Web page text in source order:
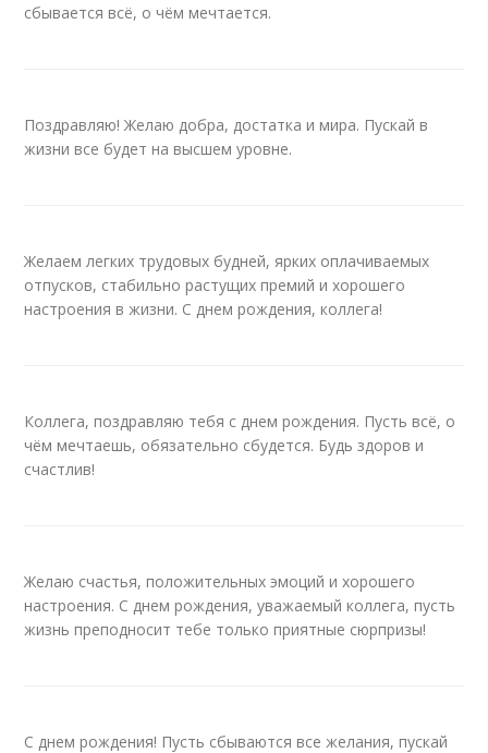
сбывается всё, о чём мечтается.
Поздравляю! Желаю добра, достатка и мира. Пускай в
жизни все будет на высшем уровне.
Желаем легких трудовых будней, ярких оплачиваемых
отпусков, стабильно растущих премий и хорошего
настроения в жизни. С днем рождения, коллега!
Коллега, поздравляю тебя с днем рождения. Пусть всё, о
чём мечтаешь, обязательно сбудется. Будь здоров и
счастлив!
Желаю счастья, положительных эмоций и хорошего
настроения. С днем рождения, уважаемый коллега, пусть
жизнь преподносит тебе только приятные сюрпризы!
С днем рождения! Пусть сбываются все желания, пускай